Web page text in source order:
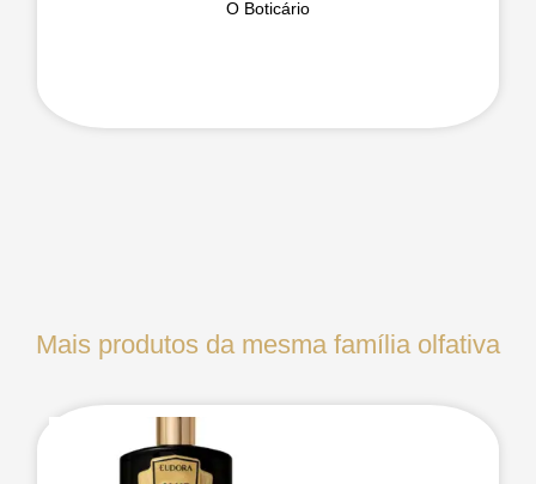
O Boticário
Mais produtos da mesma família olfativa